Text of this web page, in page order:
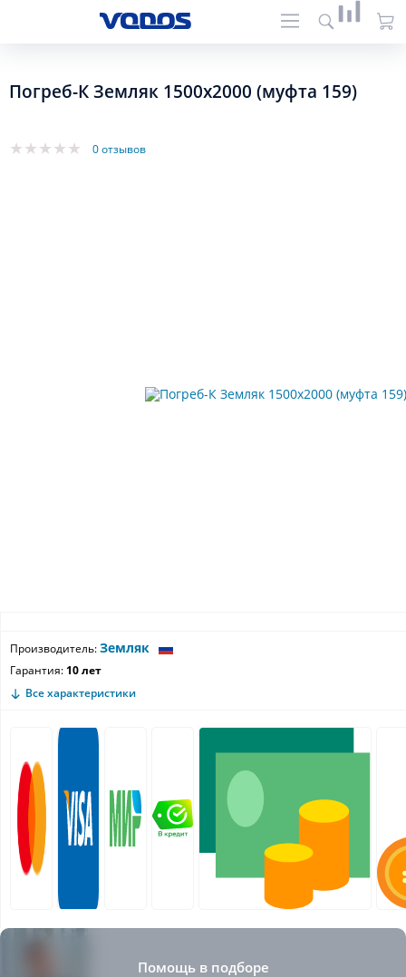
Погреб-К Земляк 1500х2000 (муфта 159)
0 отзывов
Производитель:Земляк
Гарантия: 10 лет
Все характеристики
Помощь в подборе